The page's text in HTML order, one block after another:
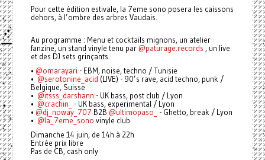
Pour cette édition estivale, la 7eme sono posera les caissons
dehors, à l’ombre des arbres Vaudais.
Au programme : Menu et cocktails mignons, un atelier
fanzine, un stand vinyle tenu par @paturage.records , un live
et des DJ sets grinçants.
•⁠ @omarayari - EBM, noise, techno / Tunisie
•⁠ ⁠⁠ @serotonine_acid (LIVE) - 90’s rave, acid techno, punk /
Belgique, Suisse
•⁠ ⁠⁠⁠ @itsss_darshann - UK bass, post club / Lyon
•⁠ ⁠⁠ @crachin_
- UK bass, experimental / Lyon
•⁠ @dj_noway_707 B2B @ultimopaso_
- Ghetto, break / Lyon
•⁠ ⁠ @la_7eme_sono vinyle club
Dimanche 14 juin, de 14h à 22h
Entrée prix libre
Pas de CB, cash only